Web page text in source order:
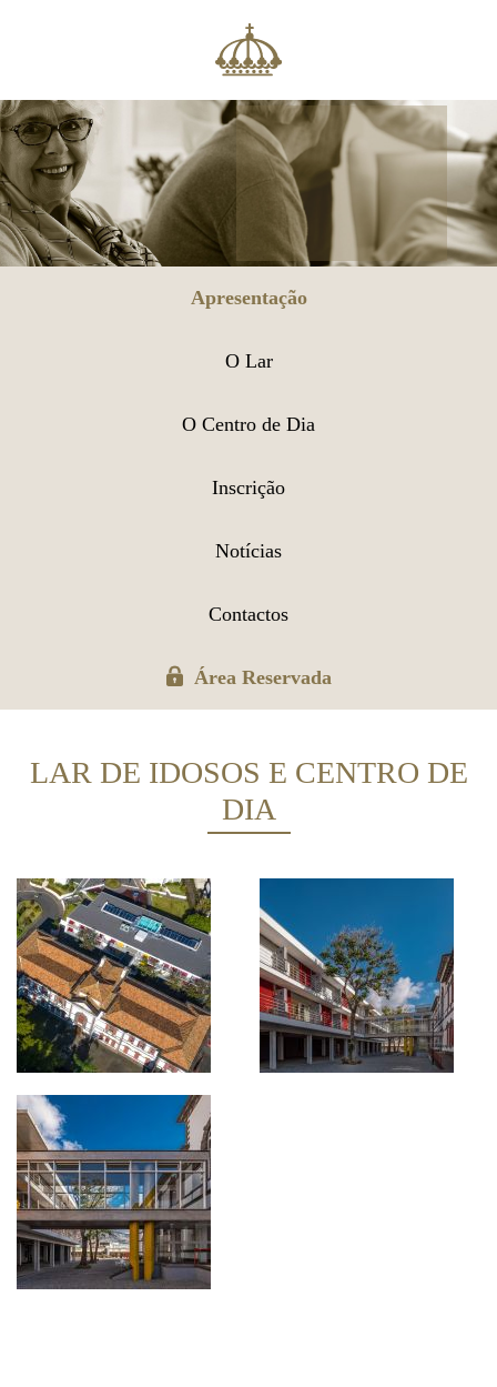
Apresentação
O Lar
O Centro de Dia
Inscrição
Notícias
Contactos
Área Reservada
LAR DE IDOSOS E CENTRO DE
DIA